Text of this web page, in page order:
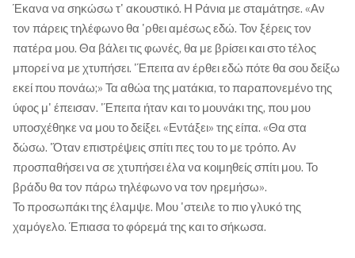
Έκανα να σηκώσω τ' ακουστικό. Η Ράνια με σταμάτησε. «Αν
τον πάρεις τηλέφωνο θα 'ρθει αμέσως εδώ. Τον ξέρεις τον
πατέρα μου. Θα βάλει τις φωνές, θα με βρίσει και στο τέλος
μπορεί να με χτυπήσει. 'Έπειτα αν έρθει εδώ πότε θα σου δείξω
εκεί που πονάω;» Τα αθώα της ματάκια, το παραπονεμένο της
ύφος μ' έπεισαν. 'Έπειτα ήταν και το μουνάκι της, που μου
υποσχέθηκε να μου το δείξει. «Εντάξει» της είπα. «Θα στα
δώσω. 'Όταν επιστρέψεις σπίτι πες του το με τρόπο. Αν
προσπαθήσει να σε χτυπήσει έλα να κοιμηθείς σπίτι μου. Το
βράδυ θα τον πάρω τηλέφωνο να τον ηρεμήσω».
Το προσωπάκι της έλαμψε. Μου 'στειλε το πιο γλυκό της
χαμόγελο. Έπιασα το φόρεμά της και το σήκωσα.